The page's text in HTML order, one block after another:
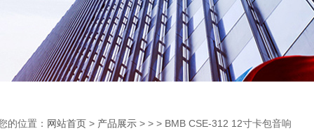
的位置： 网站首页 > 产品展示 > > > BMB CSE-312 12寸卡包音响